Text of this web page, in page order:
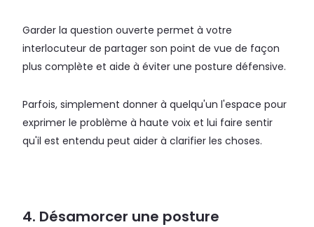
Garder la question ouverte permet à votre
interlocuteur de partager son point de vue de façon
plus complète et aide à éviter une posture défensive.
Parfois, simplement donner à quelqu'un l'espace pour
exprimer le problème à haute voix et lui faire sentir
qu'il est entendu peut aider à clarifier les choses.
4. Désamorcer une posture